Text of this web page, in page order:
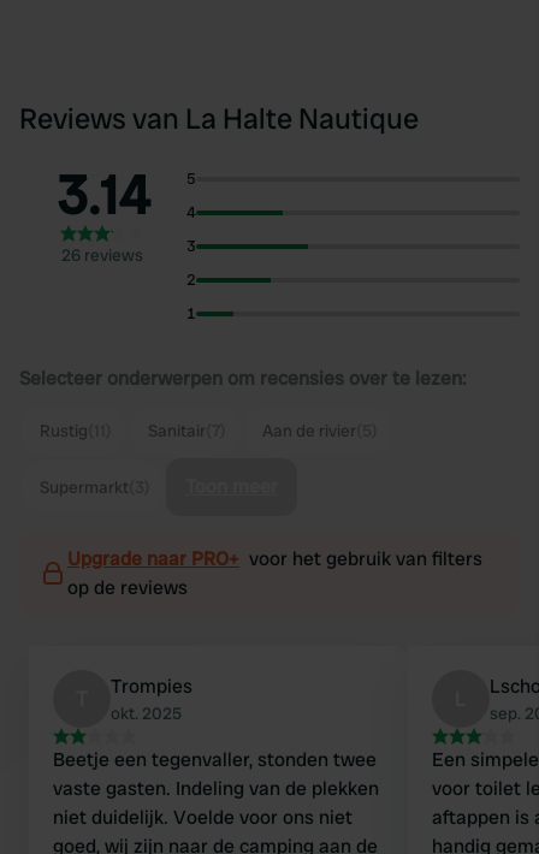
Reviews van La Halte Nautique
3.14
26 reviews
5
4
3
2
1
Selecteer onderwerpen om recensies over te lezen:
Rustig Sanitair Aan de rivier
Supermarkt
Upgrade naar PRO+ voor het gebruik van filters
op de reviews
Trompies
okt. 2025
Beetje een tegenvaller, stonden twee
vaste gasten. Indeling van de plekken
niet duidelijk. Voelde voor ons niet
goed, wij zijn naar de camping aan de
sep.
Een
voor toilet
aftappen is
handig